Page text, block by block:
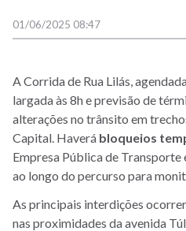
01/06/2025 08:47
A Corrida de Rua Lilás,
largada às 8h e previsão de
alterações no trânsito em
Capital. Haverá bloqueios
Empresa Pública de Transporte
ao longo do percurso para
As principais interdições
nas proximidades da avenida